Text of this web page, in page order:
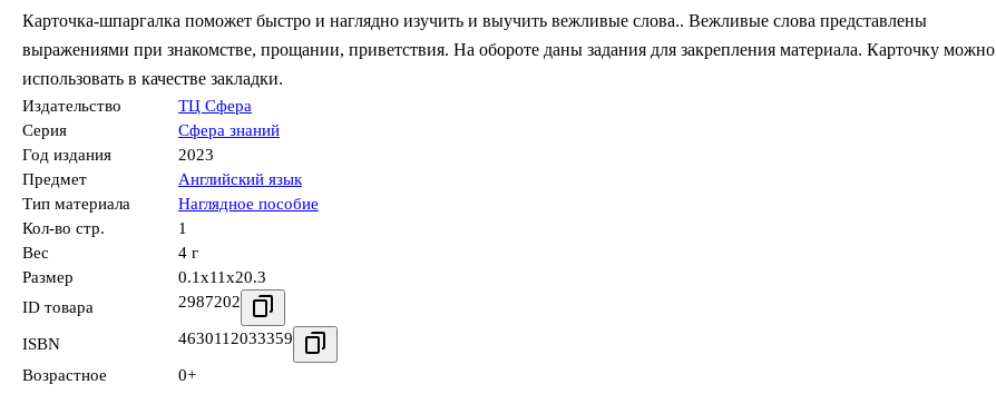
Карточка-шпаргалка поможет быстро и наглядно изучить и выучить вежливые слова.. Вежливые слова представлены
выражениями при знакомстве, прощании, приветствия. На обороте даны задания для закрепления материала. Карточку можно
использовать в качестве закладки.
Издательство
ТЦ Сфера
Серия
Сфера знаний
Год издания
2023
Предмет
Английский язык
Тип материала
Наглядное пособие
Кол-во стр.
1
Вес
4 г
Размер
0.1x11x20.3
ID товара
2987202
ISBN 4630112033359
Возрастное
0+